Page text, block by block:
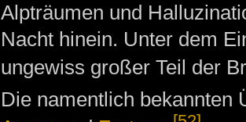
Alpträumen und
Nacht hinein. Unter dem
ungewiss großer Teil der
Die namentlich bekannten